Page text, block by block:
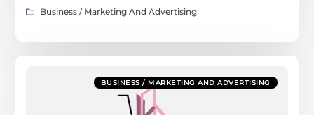
Business / Marketing And Advertising
BUSINESS / MARKETING AND ADVERTISING